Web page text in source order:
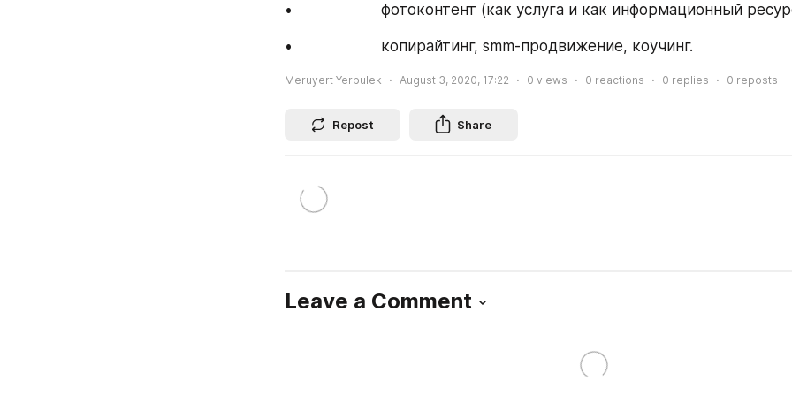
•                    фотоконтент (как услуга и как информационный
•                    копирайтинг, smm-продвижение, коучинг.
Meruyert Yerbulek August 3, 2020, 17:22 0 views 0 reactions 0 replies 0 reposts
Repost Share
Leave a Comment